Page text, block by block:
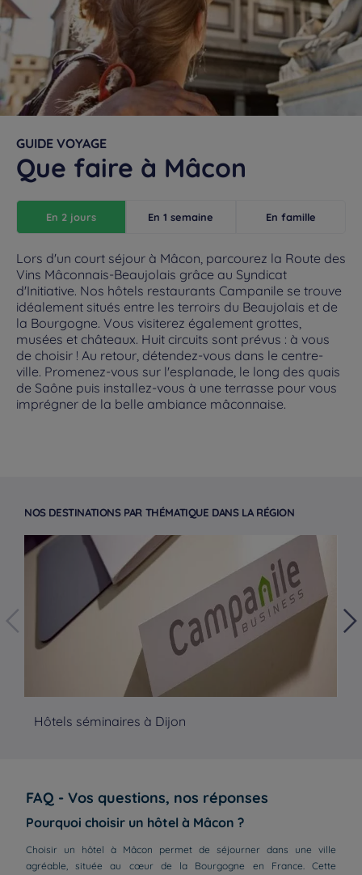
GUIDE VOYAGE
Que faire à Mâcon
En 2 jours En 1 semaine En famille
Lors d'un court séjour à Mâcon, parcourez la Route des
Vins Mâconnais-Beaujolais grâce au Syndicat
d'Initiative. Nos hôtels restaurants Campanile se trouve
idéalement situés entre les terroirs du Beaujolais et de
la Bourgogne. Vous visiterez également grottes,
musées et châteaux. Huit circuits sont prévus : à vous
de choisir ! Au retour, détendez-vous dans le centre-
ville. Promenez-vous sur l'esplanade, le long des quais
de Saône puis installez-vous à une terrasse pour vous
imprégner de la belle ambiance mâconnaise.
NOS DESTINATIONS PAR THÉMATIQUE DANS LA RÉGION
Hôtels séminaires à Dijon
FAQ - Vos questions, nos réponses
Pourquoi choisir un hôtel à Mâcon ?
Choisir un hôtel à Mâcon permet de séjourner dans une ville
agréable, située au cœur de la Bourgogne en France. Cette